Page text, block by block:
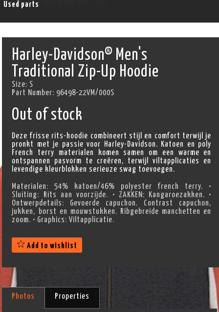
Used parts
Harley-Davidson® Men's
Traditional Zip-Up Hoodie
Size: S
Part Number: 96498-22VM/000S
Out of stock
Deze frisse rits-hoodie combineert stijl en comfort terwijl je
pronkt met je passie voor Harley-Davidson. Katoen en poly
French terry materialen komen samen om een warme en
ontspannen pasvorm te creëren, terwijl viltapplicaties en
levendige kleurblokken serieuze swag toevoegen.
Materialen: 54% katoen/46% polyester french terry. •
Sluiting: Rits aan voorzijde. • ZAKKEN: Kangaroezakken. •
Ontwerpdetails: Gevoerde capuchon. Contrast capuchon,
jukken, borst en mouwstukken. Ribgebreide manchetten en
zoom. • Graphics: Viltapplicatie.
Add to wishlist
Photos Properties